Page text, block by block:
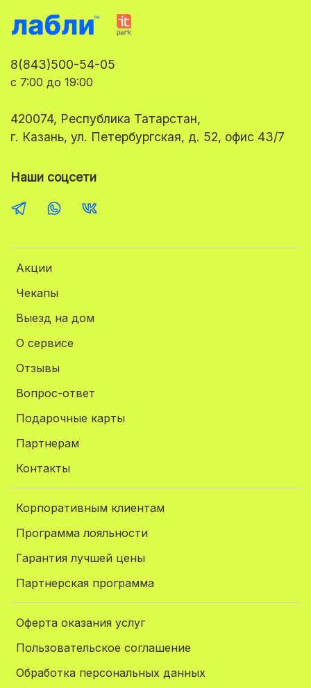
Акции
Чекапы
Выезд на дом
О сервисе
Отзывы
Вопрос-ответ
Подарочные карты
Партнерам
Контакты
Корпоративным клиентам
Программа лояльности
Гарантия лучшей цены
Партнерская программа
Оферта оказания услуг
Пользовательское соглашение
Обработка персональных данных
8(843)500-54-05
с 7:00 до 19:00
420074, Республика Татарстан,
г. Казань, ул. Петербургская, д. 52, офис 43/7
Наши соцсети